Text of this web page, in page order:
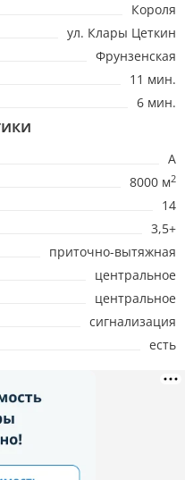
Короля
ул. Клары Цеткин
Фрунзенская
11 мин.
6 мин.
A
8000 м2
14
3,5+
приточно-вытяжная
центральное
центральное
сигнализация
есть